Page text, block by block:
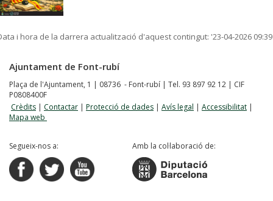
i hora de la darrera actualització d'aquest contingut: '23-04-2026 09:39
Ajuntament de Font-rubí
Plaça de l'Ajuntament, 1 | 08736 - Font-rubí | Tel. 93 897 92 12 | CIF
P0808400F
Crèdits | Contactar | Protecció de dades | Avís legal | Accessibilitat |
Mapa web
Segueix-nos a: Amb la col·laboració de: